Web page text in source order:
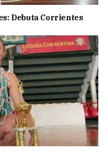
Debuta Corrientes